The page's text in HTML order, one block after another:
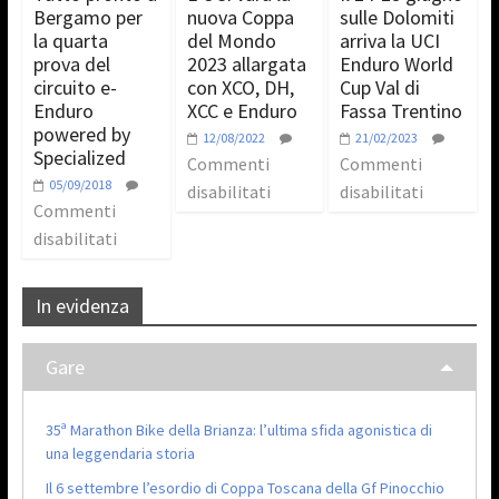
Bergamo per
la quarta
prova del
circuito e-
Enduro
powered by
Specialized
05/09/2018
Commenti
disabilitati
nuova Coppa
del Mondo
2023 allargata
con XCO, DH,
XCC e Enduro
12/08/2022
Commenti
disabilitati
sulle Dolomiti
arriva la UCI
Enduro World
Cup Val di
Fassa Trentino
21/02/2023
Commenti
disabilitati
In evidenza
Gare
35ª Marathon Bike della Brianza: l’ultima sfida agonistica di
una leggendaria storia
Il 6 settembre l’esordio di Coppa Toscana della Gf Pinocchio